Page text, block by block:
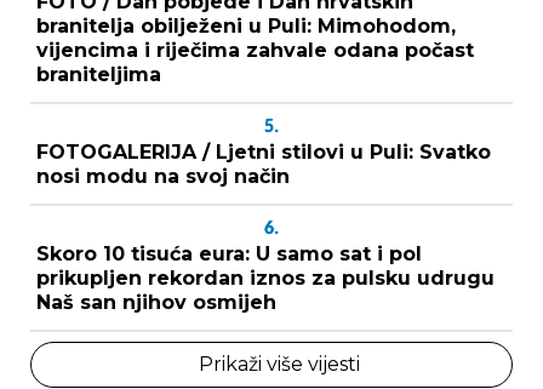
branitelja obilježeni u Puli: Mimohodom,
vijencima i riječima zahvale odana počast
braniteljima
5.
FOTOGALERIJA / Ljetni stilovi u Puli: Svatko
nosi modu na svoj način
6.
Skoro 10 tisuća eura: U samo sat i pol
prikupljen rekordan iznos za pulsku udrugu
Naš san njihov osmijeh
Prikaži više vijesti